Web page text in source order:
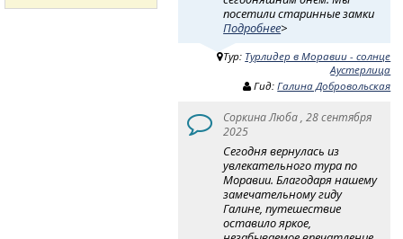
посетили старинные замки
Подробнее>
Тур: Турлидер в Моравии - солнце
Аустерлица
Гид:Галина Добровольская
Соркина Люба , 28 сентября
2025
Сегодня вернулась из
увлекательного тура по
Моравии. Благодаря нашему
замечательному гиду
Галине, путешествие
оставило яркое,